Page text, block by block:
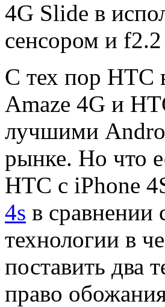
4G Slide в
сенсором и
C тех пор HTC
Amaze 4G и
лучшими
рынке. Но что
HTC с iPhone
4s в сравнении
технологии в
поставить два
право